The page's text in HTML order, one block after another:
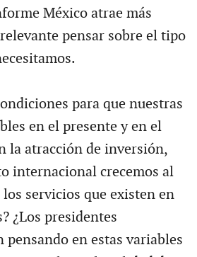
México atrae más
pensar sobre el tipo
para que nuestras
en el presente y en el
la atracción de inversión,
internacional crecemos al
servicios que existen en
¿Los presidentes
pensando en estas variables